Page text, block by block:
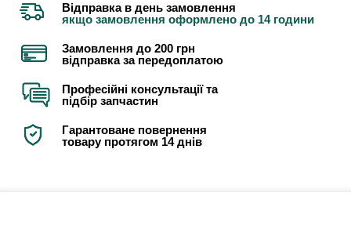
Відправка в день замовлення
якщо замовлення оформлено до 14 години
Замовлення до 200 грн
відправка за передоплатою
Професійні консультації та
підбір запчастин
Гарантоване повернення
товару протягом 14 днів